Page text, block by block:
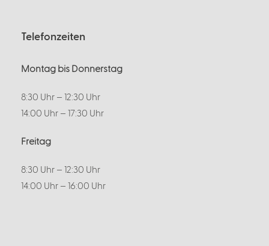
Telefonzeiten
Montag bis Donnerstag
8:30 Uhr – 12:30 Uhr
14:00 Uhr – 17:30 Uhr
Freitag
8:30 Uhr – 12:30 Uhr
14:00 Uhr – 16:00 Uhr